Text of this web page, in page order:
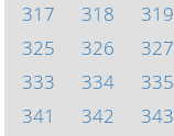
317
318 319
325
326 327
333
334 335
341
342 343